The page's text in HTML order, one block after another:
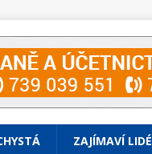
ZAJÍMAVÍ LIDÉ